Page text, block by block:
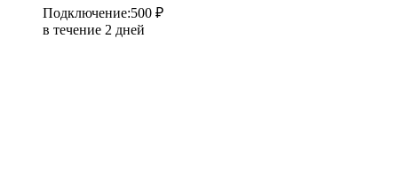
Подключение:500 ₽
в течение 2 дней